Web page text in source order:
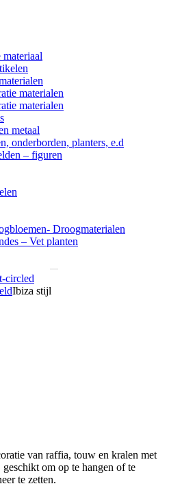
materiaal
materialen
materialen
metaal
onderborden, planters, e.d
– figuren
Droogmaterialen
– Vet planten
circled
Ibiza stijl
van raffia, touw en kralen met
om op te hangen of te
te zetten.